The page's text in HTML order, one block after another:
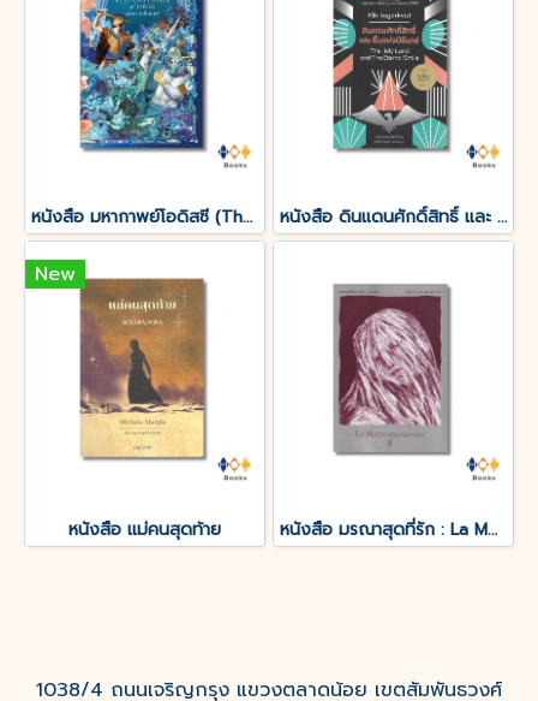
หนังสือ มหากาพย์โอดิสซี (The Odyssey of Homer) หนังสือ ดินแดนศักดิ์สิทธิ์ และ ยิ้มแห่งนิรันดร์
New
หนังสือ แม่คนสุดท้าย หนังสือ มรณาสุดที่รัก : La Morte amoureuse
1038/4 ถนนเจริญกรุง แขวงตลาดน้อย เขตสัมพันธวงศ์